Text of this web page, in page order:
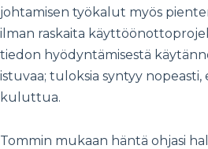
johtamisen työkalut myös
ilman raskaita
tiedon hyödyntämisestä
istuvaa; tuloksia syntyy nopeasti,
kuluttua.
Tommin mukaan häntä ohjasi